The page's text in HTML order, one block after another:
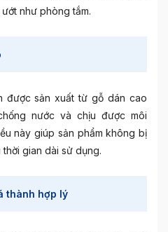
như phòng tắm.
được sản xuất từ gỗ dán cao
nước và chịu được môi
này giúp sản phẩm không bị
gian dài sử dụng.
thành hợp lý